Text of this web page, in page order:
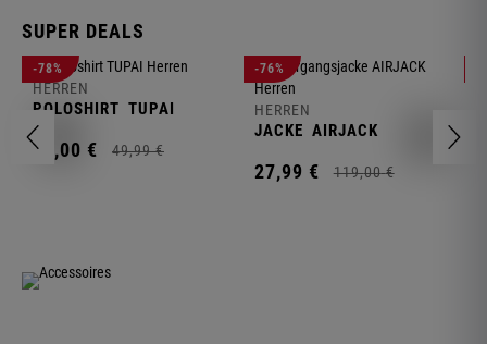
SUPER DEALS
-78%
HERREN
POLOSHIRT TUPAI
11,00 € 49,99 €
-76%
HERREN
JACKE AIRJACK
27,99 € 119,00 €